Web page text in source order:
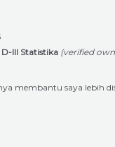
III Statistika (verified
membantu saya lebih